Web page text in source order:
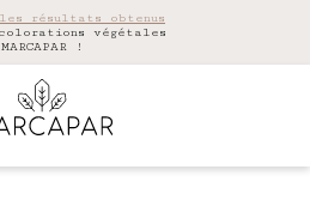
les résultats obtenus
végétales
MARCAPAR !